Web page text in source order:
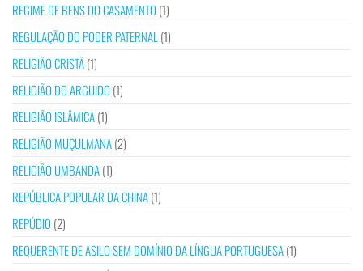
REGIME DE BENS DO CASAMENTO (1)
REGULAÇÃO DO PODER PATERNAL (1)
RELIGIÃO CRISTÃ(1)
RELIGIÃO DO ARGUIDO (1)
RELIGIÃO ISLÂMICA(1)
RELIGIÃO MUÇULMANA(2)
RELIGIÃO UMBANDA(1)
REPÚBLICA POPULAR DA CHINA(1)
REPÚDIO (2)
REQUERENTE DE ASILO SEM DOMÍNIO DA LÍNGUA PORTUGUESA(1)